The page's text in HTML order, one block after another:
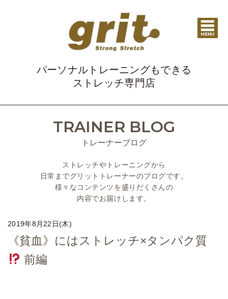
パーソナルトレーニングもできる
ストレッチ専門店
TRAINER BLOG
トレーナーブログ
ストレッチやトレーニングから
日常までグリットトレーナーのブログです。
様々なコンテンツを盛りだくさんの
内容でお届けします。
2019年8月22日(木)
《貧血》にはストレッチ×タンパク質
前編